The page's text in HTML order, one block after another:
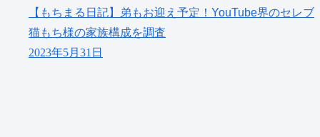
【もちまる日記】弟もお迎え予定！YouTube界のセレブ
猫もち様の家族構成を調査
2023年5月31日